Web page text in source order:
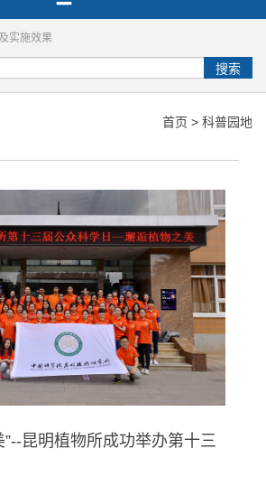
实施效果
搜索
首页 > 科普园地
”--昆明植物所成功举办第十三